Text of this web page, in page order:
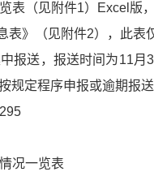
表（见附件1）Excel版，
表》（见附件2），此
报送，报送时间为11
规定程序申报或逾期报送
况一览表